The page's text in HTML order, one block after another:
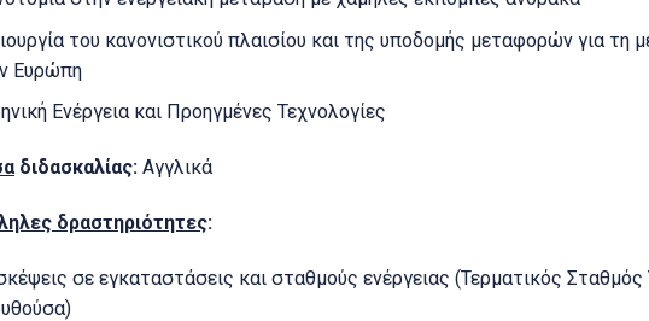
του κανονιστικού πλαισίου και της υποδομής μεταφορών για τη
Ευρώπη
Ενέργεια και Προηγμένες Τεχνολογίες
διδασκαλίας: Αγγλικά
δραστηριότητες:
σε εγκαταστάσεις και σταθμούς ενέργειας (Τερματικός